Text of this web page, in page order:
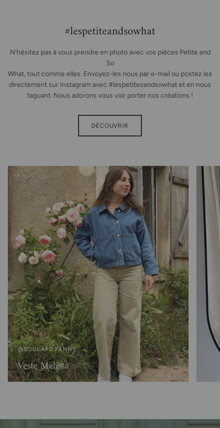
#lespetiteandsowhat
N'hésitez pas à vous prendre en photo avec vos pièces Petite and
So
What, tout comme elles. Envoyez-les nous par e-mail ou postez les
directement sur Instagram avec #lespetitesandsowhat et en nous
taguant. Nous adorons vous voir porter nos créations !
DÉCOUVRIR
@SOULARD.FANNY
Veste Melissa